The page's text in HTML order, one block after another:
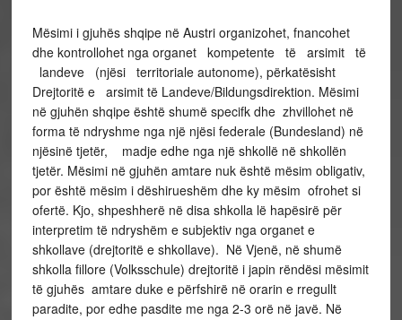
Mësimi i gjuhës shqipe në Austri organizohet, fnancohet
dhe kontrollohet nga organet kompetente të arsimit të
landeve (njësi territoriale autonome), përkatësisht
Drejtoritë e arsimit të Landeve/Bildungsdirektion. Mësimi
në gjuhën shqipe është shumë specifk dhe zhvillohet në
forma të ndryshme nga një njësi federale (Bundesland) në
njësinë tjetër, madje edhe nga një shkollë në shkollën
tjetër. Mësimi në gjuhën amtare nuk është mësim obligativ,
por është mësim i dëshirueshëm dhe ky mësim ofrohet si
ofertë. Kjo, shpeshherë në disa shkolla lë hapësirë për
interpretim të ndryshëm e subjektiv nga organet e
shkollave (drejtoritë e shkollave). Në Vjenë, në shumë
shkolla fillore (Volksschule) drejtoritë i japin rëndësi mësimit
të gjuhës amtare duke e përfshirë në orarin e rregullt
paradite, por edhe pasdite me nga 2-3 orë në javë. Në